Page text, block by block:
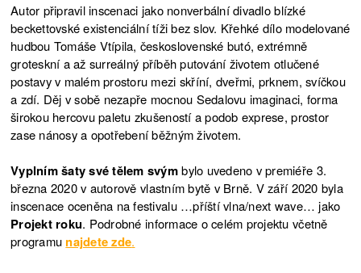
Autor připravil inscenaci jako nonverbální divadlo blízké
beckettovské existenciální tíži bez slov. Křehké dílo modelované
hudbou Tomáše Vtípila, československé butó, extrémně
groteskní a až surreálný příběh putování životem otlučené
postavy v malém prostoru mezi skříní, dveřmi, prknem, svíčkou
a zdí. Děj v sobě nezapře mocnou Sedalovu imaginaci, forma
širokou hercovu paletu zkušeností a podob exprese, prostor
zase nánosy a opotřebení běžným životem.
Vyplním šaty své tělem svýmbylo uvedeno v premiéře 3.
března 2020 v autorově vlastním bytě v Brně. V září 2020 byla
inscenace oceněna na festivalu …příští vlna/next wave… jako
Projekt roku. Podrobné informace o celém projektu včetně
programu najdete zde.